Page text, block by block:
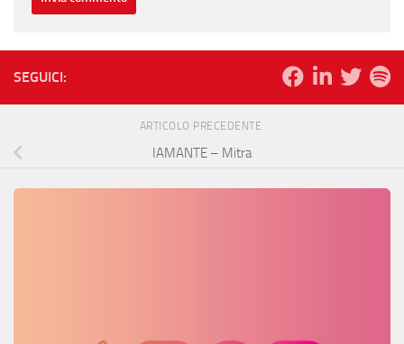
SEGUICI:
ARTICOLO PRECEDENTE
IAMANTE – Mitra